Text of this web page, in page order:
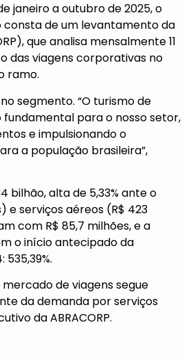
janeiro a outubro de 2025, o
consta de um levantamento da
que analisa mensalmente 11
das viagens corporativas no
ramo.
segmento. “O turismo de
para o nosso setor,
e impulsionando o
a população brasileira”,
bilhão, alta de 5,33% ante o
e serviços aéreos (R$ 423
com R$ 85,7 milhões, e a
o início antecipado da
de viagens segue
da demanda por serviços
da ABRACORP.